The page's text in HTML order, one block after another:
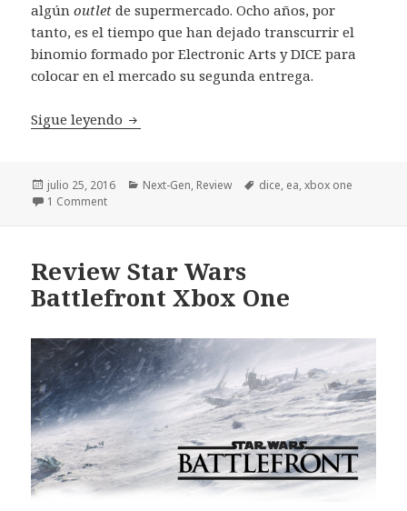
algúnoutlet de supermercado. Ocho años, por
tanto, es el tiempo que han dejado transcurrir el
binomio formado por Electronic Arts y DICE para
colocar en el mercado su segunda entrega.
Sigue leyendo Mirror’s Edge Catalyst Review
Publicado
el
julio 25, 2016 Categorías
Next-Gen, Review Etiquetas
dice, ea,xbox one
1 Comment
Review Star Wars
Battlefront Xbox One